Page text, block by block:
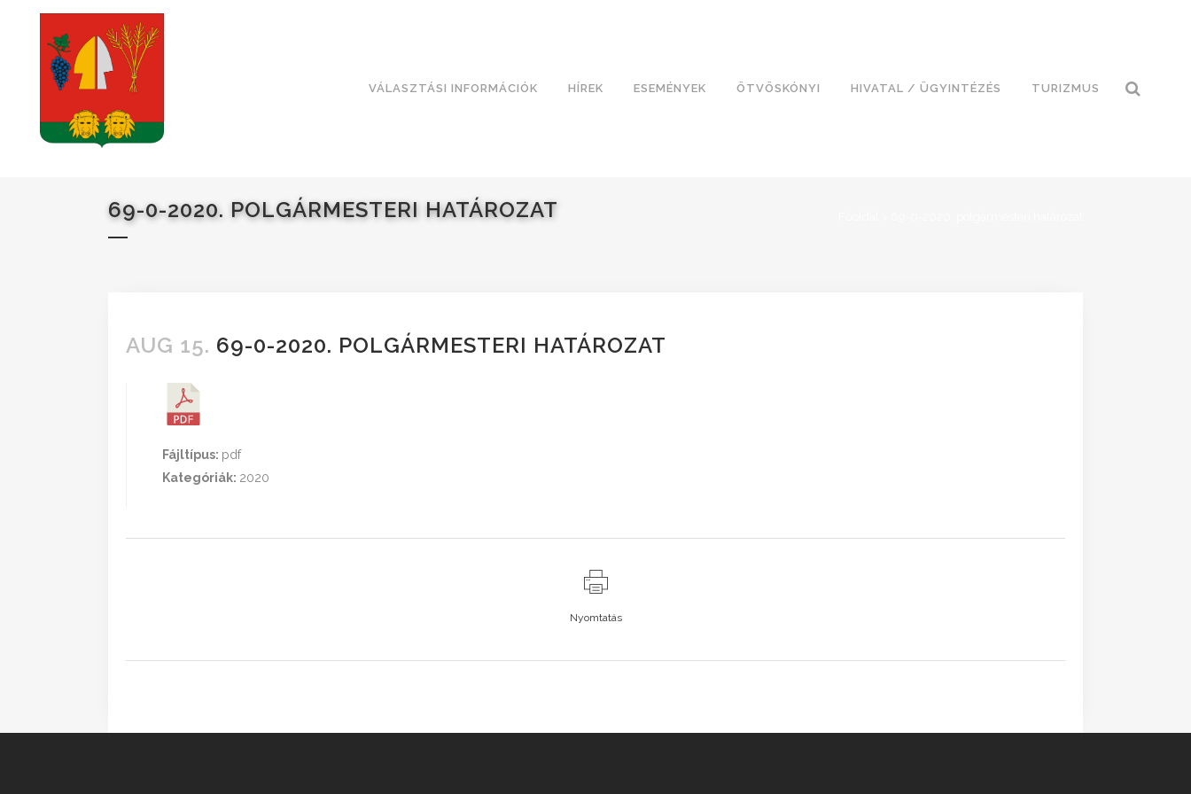
VÁLASZTÁSI INFORMÁCIÓK HÍREK ESEMÉNYEK ÖTVÖSKÓNYI HIVATAL / ÜGYINTÉZÉS TURIZMUS
69-0-2020. POLGÁRMESTERI HATÁROZAT
AUG 15. 69-0-2020. POLGÁRMESTERI HATÁROZAT
Fájltípus: pdf
Kategóriák: 2020
Nyomtatás